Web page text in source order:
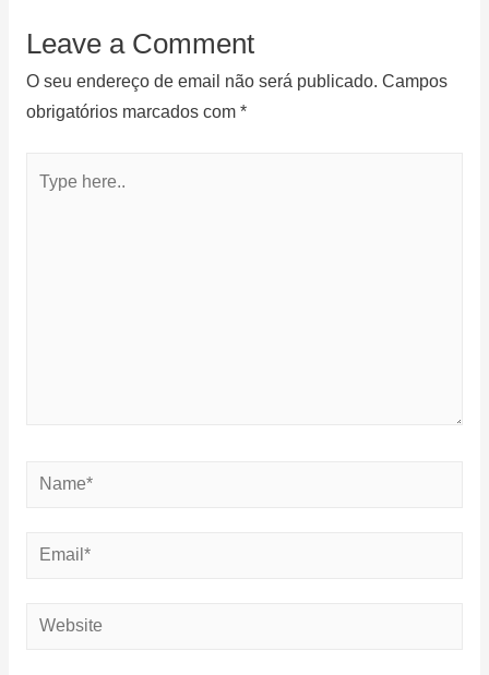
Leave a Comment
O seu endereço de email não será publicado. Campos
obrigatórios marcados com *